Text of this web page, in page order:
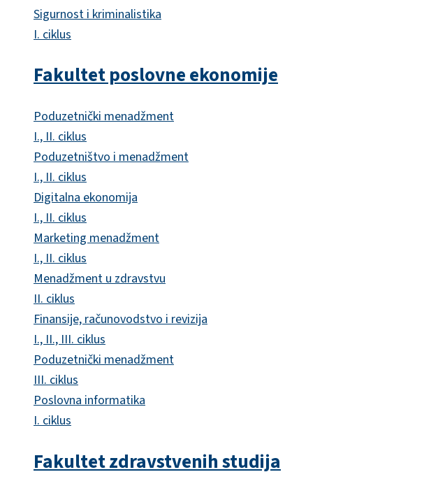
Sigurnost i kriminalistika
I. ciklus
Fakultet poslovne ekonomije
Poduzetnički menadžment
I., II. ciklus
Poduzetništvo i menadžment
I., II. ciklus
Digitalna ekonomija
I., II. ciklus
Marketing menadžment
I., II. ciklus
Menadžment u zdravstvu
II. ciklus
Finansije, računovodstvo i revizija
I., II., III. ciklus
Poduzetnički menadžment
III. ciklus
Poslovna informatika
I. ciklus
Fakultet zdravstvenih studija